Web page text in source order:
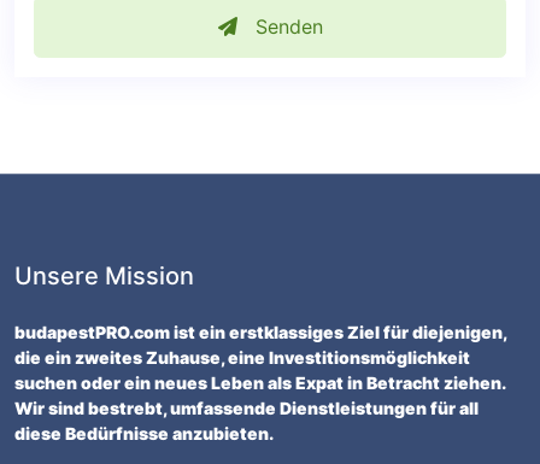
Senden
Unsere Mission
budapestPRO.com ist ein erstklassiges Ziel für diejenigen,
die ein zweites Zuhause, eine Investitionsmöglichkeit
suchen oder ein neues Leben als Expat in Betracht ziehen.
Wir sind bestrebt, umfassende Dienstleistungen für all
diese Bedürfnisse anzubieten.